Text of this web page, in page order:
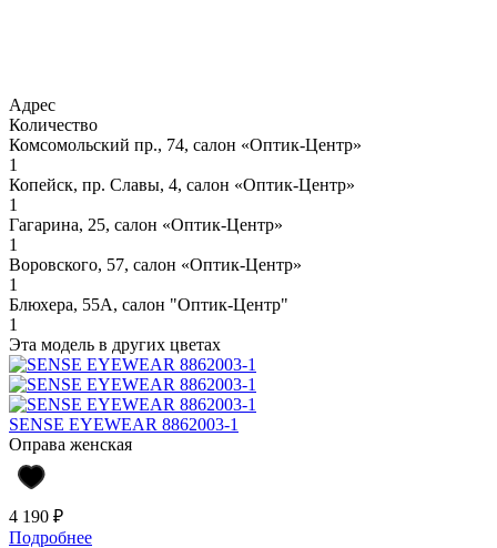
Адрес
Количество
Комсомольский пр., 74, салон «Оптик-Центр»
1
Копейск, пр. Славы, 4, салон «Оптик-Центр»
1
Гагарина, 25, салон «Оптик-Центр»
1
Воровского, 57, салон «Оптик-Центр»
1
Блюхера, 55А, салон "Оптик-Центр"
1
Эта модель в других цветах
SENSE EYEWEAR 8862003-1
Оправа женская
4 190 ₽
Подробнее